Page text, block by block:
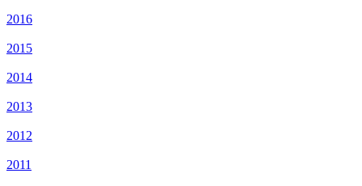
2016
2015
2014
2013
2012
2011